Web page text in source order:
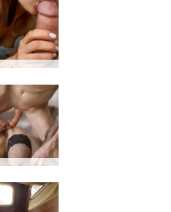
Alexa와 Adam의 검역 시간 죽이기
헤라와 데이비드 오르가마트론